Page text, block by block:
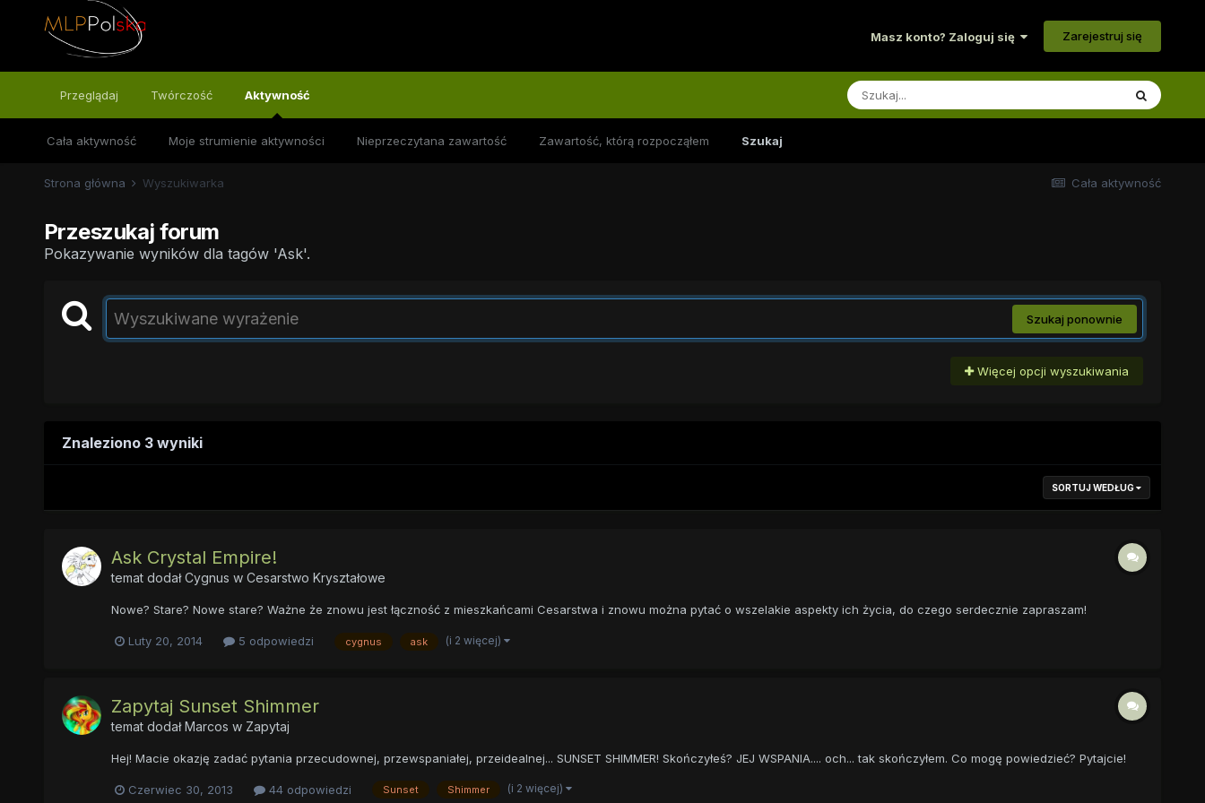
Masz konto? Zaloguj się Zarejestruj się
Przeglądaj Twórczość Aktywność
Cała aktywność Moje strumienie aktywności Nieprzeczytana zawartość Zawartość, którą rozpocząłem Szukaj
Cała aktywność
Strona główna Wyszukiwarka
Przeszukaj forum
Pokazywanie wyników dla tagów 'Ask'.
Szukaj ponownie
Więcej opcji wyszukiwania
Znaleziono 3 wyniki
SORTUJ WEDŁUG
Ask Crystal Empire!
temat dodałCygnus w Cesarstwo Kryształowe
Nowe? Stare? Nowe stare? Ważne że znowu jest łączność z mieszkańcami Cesarstwa i znowu można pytać o wszelakie aspekty ich życia, do czego serdecznie zapraszam!
Luty 20, 2014 5 odpowiedzi cygnus ask (i 2 więcej)
Zapytaj Sunset Shimmer
temat dodałMarcos w Zapytaj
Hej! Macie okazję zadać pytania przecudownej, przewspaniałej, przeidealnej... SUNSET SHIMMER! Skończyłeś? JEJ WSPANIA.... och... tak skończyłem. Co mogę powiedzieć? Pytajcie!
Czerwiec 30, 2013 44 odpowiedzi Sunset Shimmer (i 2 więcej)